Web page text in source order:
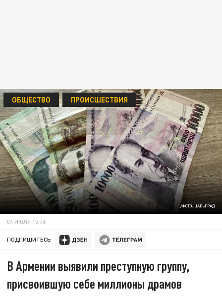
/ФОТО: ЦАРЬГРАД
ОБЩЕСТВО ПРОИСШЕСТВИЯ
04 ИЮЛЯ 15:46
ПОДПИШИТЕСЬ:
В Армении выявили преступную группу,
присвоившую себе миллионы драмов